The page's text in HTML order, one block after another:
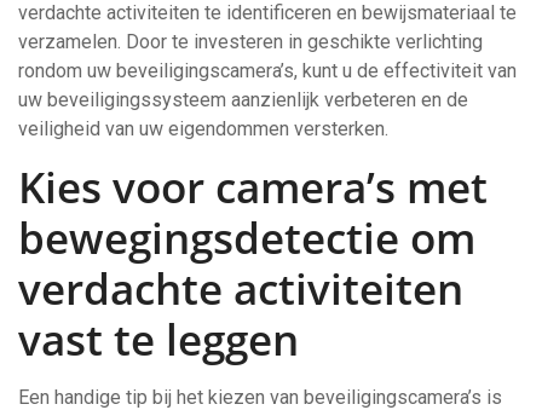
verdachte activiteiten te identificeren en bewijsmateriaal te
verzamelen. Door te investeren in geschikte verlichting
rondom uw beveiligingscamera’s, kunt u de effectiviteit van
uw beveiligingssysteem aanzienlijk verbeteren en de
veiligheid van uw eigendommen versterken.
Kies voor camera’s met
bewegingsdetectie om
verdachte activiteiten
vast te leggen
Een handige tip bij het kiezen van beveiligingscamera’s is